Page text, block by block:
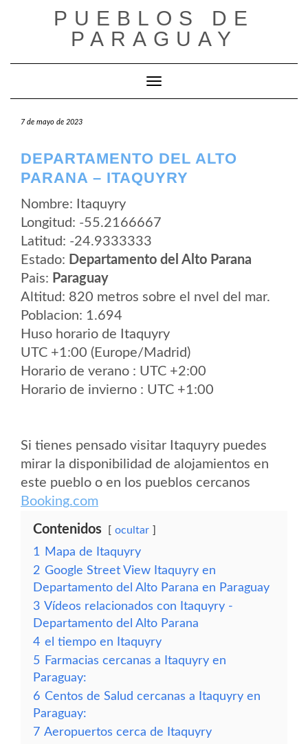
PUEBLOS DE
PARAGUAY
Cambiar modo de navegación
7 de mayo de 2023
DEPARTAMENTO DEL ALTO
PARANA – ITAQUYRY
Nombre: Itaquyry
Longitud: -55.2166667
Latitud: -24.9333333
Estado: Departamento del Alto Parana
Pais: Paraguay
Altitud: 820 metros sobre el nvel del mar.
Poblacion: 1.694
Huso horario de Itaquyry
UTC +1:00 (Europe/Madrid)
Horario de verano : UTC +2:00
Horario de invierno : UTC +1:00
Si tienes pensado visitar Itaquyry puedes
mirar la disponibilidad de alojamientos en
este pueblo o en los pueblos cercanos
Booking.com
Contenidos ocultar
1
Mapa de Itaquyry
2 Google Street View Itaquyry en
Departamento del Alto Parana en Paraguay
3 Vídeos relacionados con Itaquyry -
Departamento del Alto Parana
4 el tiempo en Itaquyry
5 Farmacias cercanas a Itaquyry en
Paraguay:
6 Centos de Salud cercanas a Itaquyry en
Paraguay:
7 Aeropuertos cerca de Itaquyry